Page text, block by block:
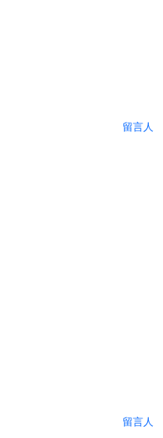
留言人
留言人